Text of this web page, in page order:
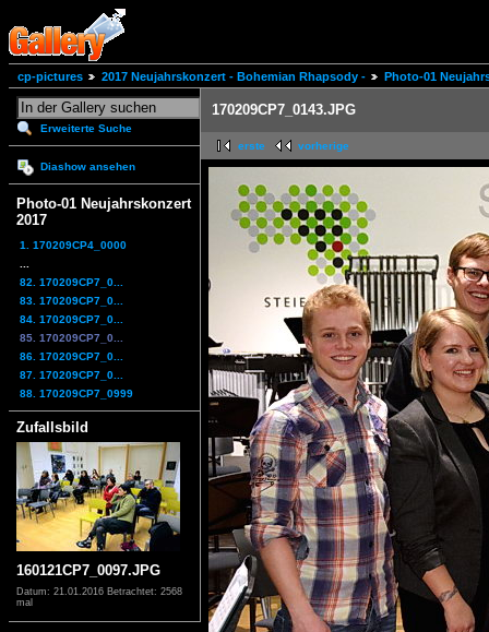
cp-pictures 2017 Neujahrskonzert - Bohemian Rhapsody - Photo-01
Erweiterte Suche
Diashow ansehen
Photo-01 Neujahrskonzert
2017
1. 170209CP4_0000
82. 170209CP7_0...
83. 170209CP7_0...
84. 170209CP7_0...
85. 170209CP7_0...
86. 170209CP7_0...
87. 170209CP7_0...
88. 170209CP7_0999
Zufallsbild
160121CP7_0097.JPG
Datum: 21.01.2016 Betrachtet: 2568
mal
170209CP7_0143.JPG
erste vorherige